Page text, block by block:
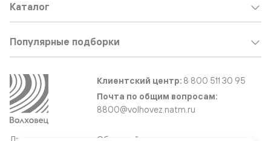
Каталог
Популярные подборки
Клиентский центр: 8 800 511 30 95
Почта по общим вопросам:
8800@volhovez.natm.ru